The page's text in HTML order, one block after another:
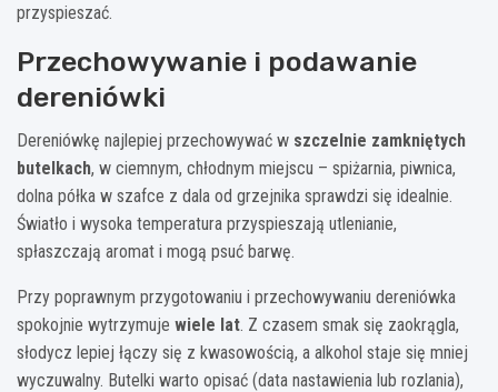
przyspieszać.
Przechowywanie i podawanie
dereniówki
Dereniówkę najlepiej przechowywać w szczelnie zamkniętych
butelkach, w ciemnym, chłodnym miejscu – spiżarnia, piwnica,
dolna półka w szafce z dala od grzejnika sprawdzi się idealnie.
Światło i wysoka temperatura przyspieszają utlenianie,
spłaszczają aromat i mogą psuć barwę.
Przy poprawnym przygotowaniu i przechowywaniu dereniówka
spokojnie wytrzymuje wiele lat. Z czasem smak się zaokrągla,
słodycz lepiej łączy się z kwasowością, a alkohol staje się mniej
wyczuwalny. Butelki warto opisać (data nastawienia lub rozlania),